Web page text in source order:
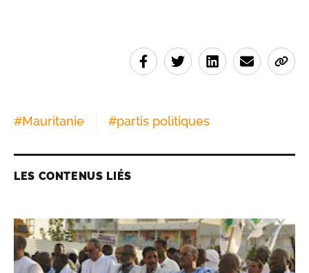
#Mauritanie #partis politiques
LES CONTENUS LIÉS